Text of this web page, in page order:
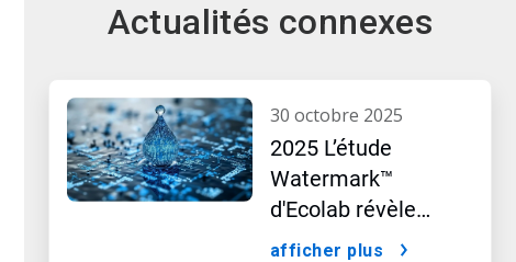
Actualités connexes
30 octobre 2025
2025 L’étude
Watermark™
d'Ecolab révèle
l’impact caché de
afficher plus